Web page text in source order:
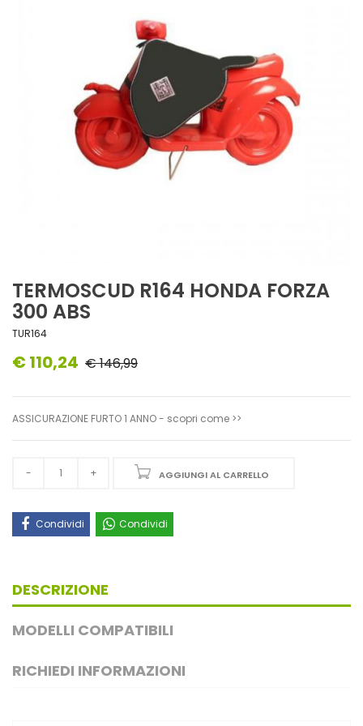
TERMOSCUD R164 HONDA FORZA
300 ABS
TUR164
€ 110,24 € 146,99
ASSICURAZIONE FURTO 1 ANNO - scopri come >>
AGGIUNGI AL CARRELLO
Condividi Condividi
DESCRIZIONE
MODELLI COMPATIBILI
RICHIEDI INFORMAZIONI